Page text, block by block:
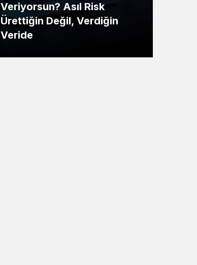
Veriyorsun? Asıl Risk
Ürettiğin Değil, Verdiğin
Veride